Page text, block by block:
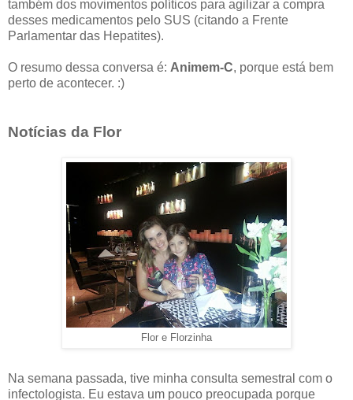
também dos movimentos políticos para agilizar a compra
desses medicamentos pelo SUS (citando a Frente
Parlamentar das Hepatites).
O resumo dessa conversa é: Animem-C, porque está bem
perto de acontecer. :)
Notícias da Flor
Flor e Florzinha
Na semana passada, tive minha consulta semestral com o
infectologista. Eu estava um pouco preocupada porque